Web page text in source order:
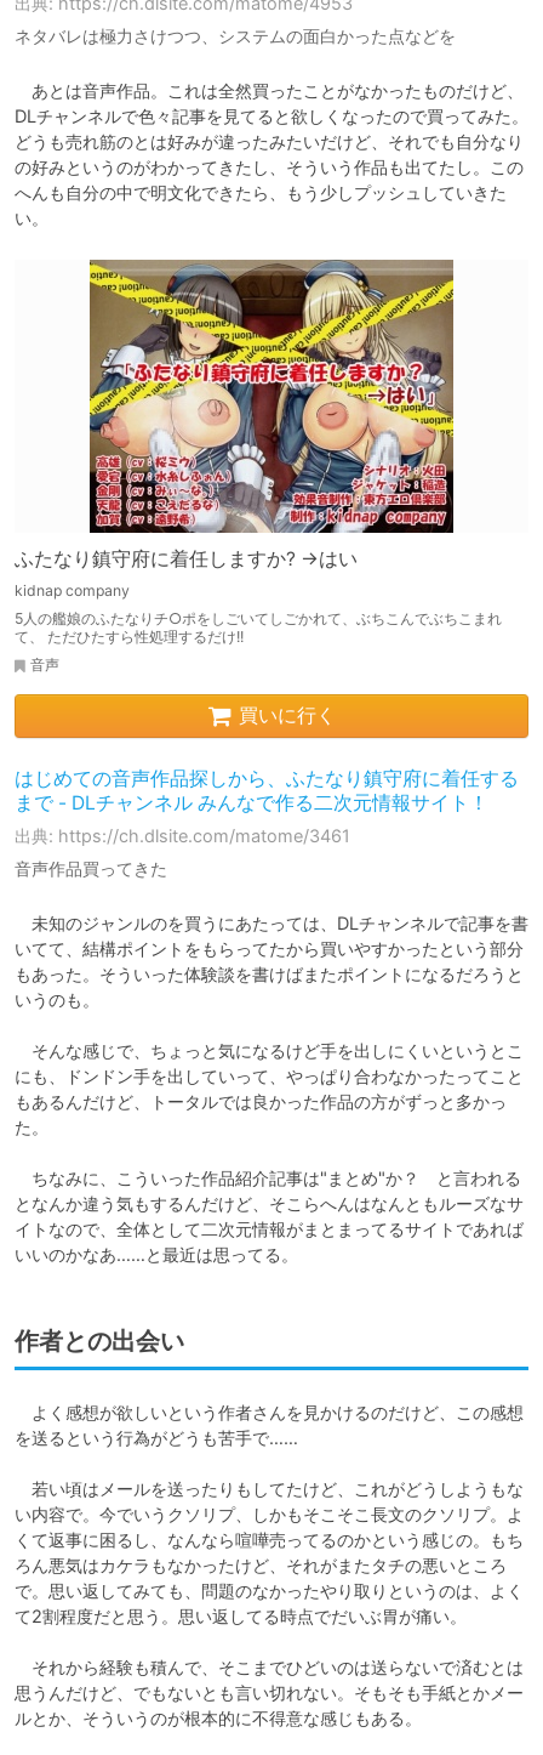
ネタバレは極力さけつつ、システムの面白かった点などを
あとは音声作品。これは全然買ったことがなかったものだけど、
DLチャンネルで色々記事を見てると欲しくなったので買ってみた。
どうも売れ筋のとは好みが違ったみたいだけど、それでも自分なり
の好みというのがわかってきたし、そういう作品も出てたし。この
へんも自分の中で明文化できたら、もう少しプッシュしていきた
い。
ふたなり鎮守府に着任しますか? →はい
kidnap company
5人の艦娘のふたなりチ○ポをしごいてしごかれて、ぶちこんでぶちこまれ
て、 ただひたすら性処理するだけ!!
音声
買いに行く
はじめての音声作品探しから、ふたなり鎮守府に着任する
まで - DLチャンネル みんなで作る二次元情報サイト！
出典: https://ch.dlsite.com/matome/3461
音声作品買ってきた
未知のジャンルのを買うにあたっては、DLチャンネルで記事を書
いてて、結構ポイントをもらってたから買いやすかったという部分
もあった。そういった体験談を書けばまたポイントになるだろうと
いうのも。
そんな感じで、ちょっと気になるけど手を出しにくいというとこ
にも、ドンドン手を出していって、やっぱり合わなかったってこと
もあるんだけど、トータルでは良かった作品の方がずっと多かっ
た。
ちなみに、こういった作品紹介記事は"まとめ"か？　と言われる
となんか違う気もするんだけど、そこらへんはなんともルーズなサ
イトなので、全体として二次元情報がまとまってるサイトであれば
いいのかなあ……と最近は思ってる。
作者との出会い
よく感想が欲しいという作者さんを見かけるのだけど、この感想
を送るという行為がどうも苦手で……
若い頃はメールを送ったりもしてたけど、これがどうしようもな
い内容で。今でいうクソリプ、しかもそこそこ長文のクソリプ。よ
くて返事に困るし、なんなら喧嘩売ってるのかという感じの。もち
ろん悪気はカケラもなかったけど、それがまたタチの悪いところ
で。思い返してみても、問題のなかったやり取りというのは、よく
て2割程度だと思う。思い返してる時点でだいぶ胃が痛い。
それから経験も積んで、そこまでひどいのは送らないで済むとは
思うんだけど、でもないとも言い切れない。そもそも手紙とかメー
ルとか、そういうのが根本的に不得意な感じもある。